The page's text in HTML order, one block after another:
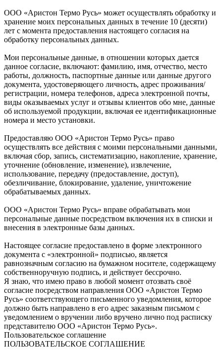
ООО «Аристон Термо Русь» может осуществлять обработку и
хранение моих персональных данных в течение 10 (десяти)
лет с момента предоставления настоящего согласия на
обработку персональных данных.
Мои персональные данные, в отношении которых дается
данное согласие, включают: фамилию, имя, отчество, место
работы, должность, паспортные данные или данные другого
документа, удостоверяющего личность, адрес проживания/
регистрации, номера телефонов, адреса электронной почты,
виды оказываемых услуг и отзывы клиентов обо мне, данные
об используемой продукции, включая ее идентификационные
номера и место установки.
Предоставляю ООО «Аристон Термо Русь» право
осуществлять все действия с моими персональными данными,
включая сбор, запись, систематизацию, накопление, хранение,
уточнение (обновление, изменение), извлечение,
использование, передачу (предоставление, доступ),
обезличивание, блокирование, удаление, уничтожение
обрабатываемых данных.
ООО «Аристон Термо Русь» вправе обрабатывать мои
персональные данные посредством включения их в списки и
внесения в электронные базы данных.
Настоящее согласие предоставлено в форме электронного
документа с «электронной» подписью, является
равнозначным согласию на бумажном носителе, содержащему
собственноручную подпись, и действует бессрочно.
Я знаю, что имею право в любой момент отозвать своё
согласие посредством направления ООО «Аристон Термо
Русь» соответствующего письменного уведомления, которое
должно быть направлено в его адрес заказным письмом с
уведомлением о вручении либо вручено лично под расписку
представителю ООО «Аристон Термо Русь».
Пользовательское соглашение
ПОЛЬЗОВАТЕЛЬСКОЕ СОГЛАШЕНИЕ